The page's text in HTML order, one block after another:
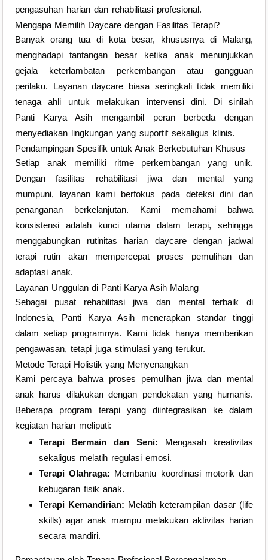
pengasuhan harian dan rehabilitasi profesional.
Mengapa Memilih Daycare dengan Fasilitas Terapi?
Banyak orang tua di kota besar, khususnya di Malang,
menghadapi tantangan besar ketika anak menunjukkan
gejala keterlambatan perkembangan atau gangguan
perilaku. Layanan daycare biasa seringkali tidak memiliki
tenaga ahli untuk melakukan intervensi dini. Di sinilah
Panti Karya Asih mengambil peran berbeda dengan
menyediakan lingkungan yang suportif sekaligus klinis.
Pendampingan Spesifik untuk Anak Berkebutuhan Khusus
Setiap anak memiliki ritme perkembangan yang unik.
Dengan fasilitas rehabilitasi jiwa dan mental yang
mumpuni, layanan kami berfokus pada deteksi dini dan
penanganan berkelanjutan. Kami memahami bahwa
konsistensi adalah kunci utama dalam terapi, sehingga
menggabungkan rutinitas harian daycare dengan jadwal
terapi rutin akan mempercepat proses pemulihan dan
adaptasi anak.
Layanan Unggulan di Panti Karya Asih Malang
Sebagai pusat rehabilitasi jiwa dan mental terbaik di
Indonesia, Panti Karya Asih menerapkan standar tinggi
dalam setiap programnya. Kami tidak hanya memberikan
pengawasan, tetapi juga stimulasi yang terukur.
Metode Terapi Holistik yang Menyenangkan
Kami percaya bahwa proses pemulihan jiwa dan mental
anak harus dilakukan dengan pendekatan yang humanis.
Beberapa program terapi yang diintegrasikan ke dalam
kegiatan harian meliputi:
Terapi Bermain dan Seni: Mengasah kreativitas
sekaligus melatih regulasi emosi.
Terapi Olahraga: Membantu koordinasi motorik dan
kebugaran fisik anak.
Terapi Kemandirian: Melatih keterampilan dasar (life
skills) agar anak mampu melakukan aktivitas harian
secara mandiri.